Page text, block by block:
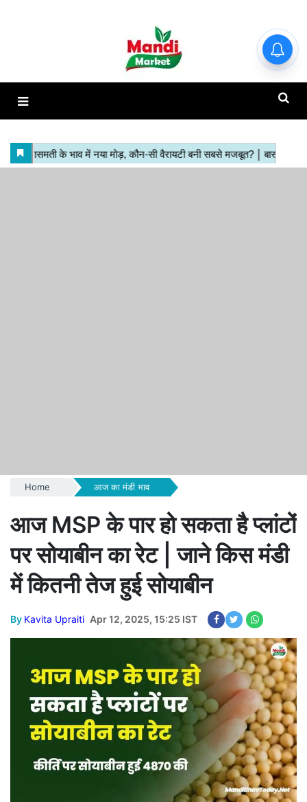
Home आज का मंडी भाव
आज MSP के पार हो सकता है प्लांटों
पर सोयाबीन का रेट | जाने किस मंडी
में कितनी तेज हुई सोयाबीन
By Kavita Upraiti Apr 12, 2025, 15:25 IST